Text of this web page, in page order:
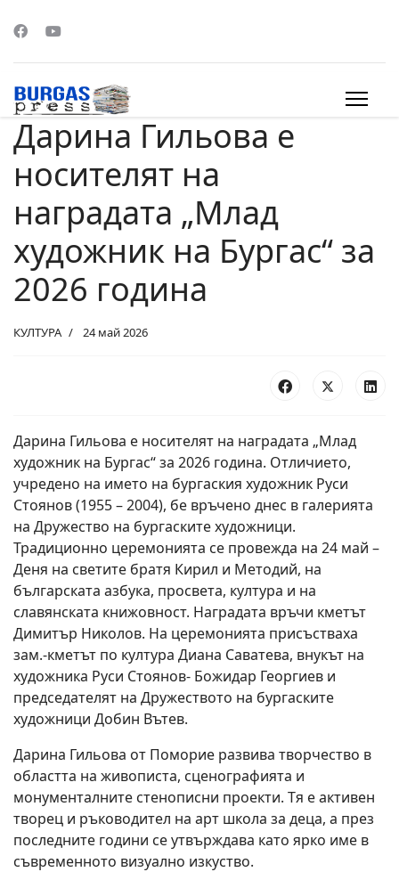
Дарина Гильова е
носителят на
наградата „Млад
художник на Бургас“ за
2026 година
КУЛТУРА 24 май 2026
Дарина Гильова е носителят на наградата „Млад
художник на Бургас“ за 2026 година. Отличието,
учредено на името на бургаския художник Руси
Стоянов (1955 – 2004), бе връчено днес в галерията
на Дружество на бургаските художници.
Традиционно церемонията се провежда на 24 май –
Деня на светите братя Кирил и Методий, на
българската азбука, просвета, култура и на
славянската книжовност. Наградата връчи кметът
Димитър Николов. На церемонията присъстваха
зам.-кметът по култура Диана Саватева, внукът на
художника Руси Стоянов- Божидар Георгиев и
председателят на Дружеството на бургаските
художници Добин Вътев.
Дарина Гильова от Поморие развива творчество в
областта на живописта, сценографията и
монументалните стенописни проекти. Тя е активен
творец и ръководител на арт школа за деца, а през
последните години се утвърждава като ярко име в
съвременното визуално изкуство.